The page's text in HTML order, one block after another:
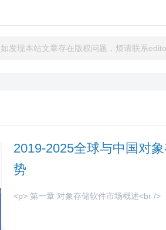
如发现本站文章存在版权问题，烦请联系
2019-2025全球与中国对
势
<p> 第一章 对象存储软件市场概述<br /